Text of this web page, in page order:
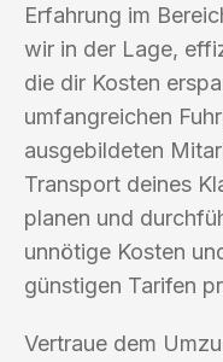
Erfahrung im
wir in der Lage,
die dir Kosten
umfangreichen
ausgebildeten
Transport deines
planen und
unnötige Kosten
günstigen Tarifen
Vertraue dem